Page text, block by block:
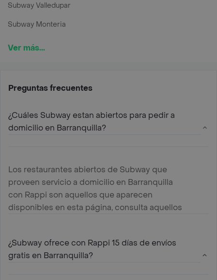
Subway Valledupar
Subway Monteria
Ver más...
Preguntas frecuentes
¿Cuáles Subway estan abiertos para pedir a
domicilio en Barranquilla?
Los restaurantes abiertos de Subway que
proveen servicio a domicilio en Barranquilla
con Rappi son aquellos que aparecen
disponibles en esta página, consulta aquellos
¿Subway ofrece con Rappi 15 días de envíos
gratis en Barranquilla?